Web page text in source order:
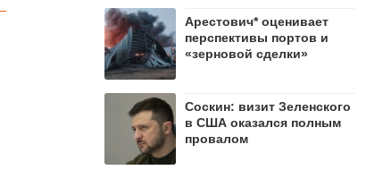
Арестович* оценивает
перспективы портов и
«зерновой сделки»
Соскин: визит Зеленского
в США оказался полным
провалом